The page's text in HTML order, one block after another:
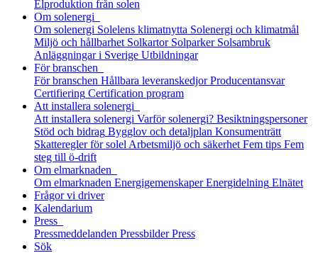
Elproduktion från solen
Om solenergi
Om solenergi Solelens klimatnytta Solenergi och klimatmål
Miljö och hållbarhet Solkartor Solparker Solsambruk
Anläggningar i Sverige Utbildningar
För branschen
För branschen Hållbara leveranskedjor Producentansvar
Certifiering Certification program
Att installera solenergi
Att installera solenergi Varför solenergi? Besiktningspersoner
Stöd och bidrag Bygglov och detaljplan Konsumenträtt
Skatteregler för solel Arbetsmiljö och säkerhet Fem tips Fem
steg till ö-drift
Om elmarknaden
Om elmarknaden Energigemenskaper Energidelning Elnätet
Frågor vi driver
Kalendarium
Press
Pressmeddelanden Pressbilder Press
Sök